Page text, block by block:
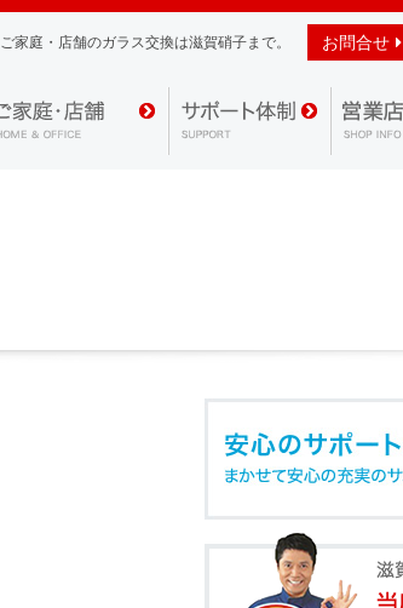
ご家庭・店舗のガラス交換は滋賀硝子まで。 お問合せ